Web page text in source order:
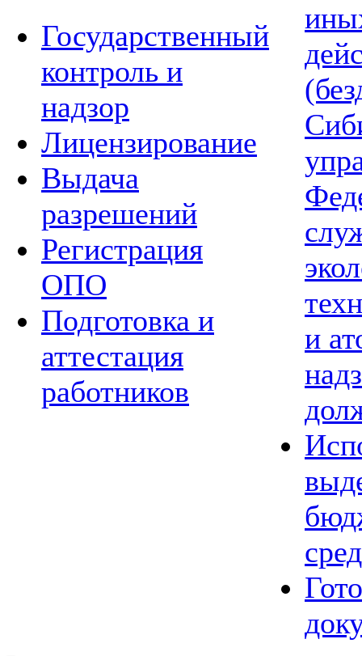
Государственный
контроль и
надзор
Лицензирование
Выдача
разрешений
Регистрация
ОПО
Подготовка и
аттестация
работников
и